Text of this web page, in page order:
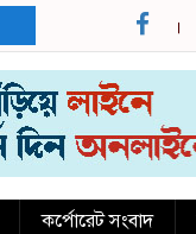
কর্পোরেট সংবাদ